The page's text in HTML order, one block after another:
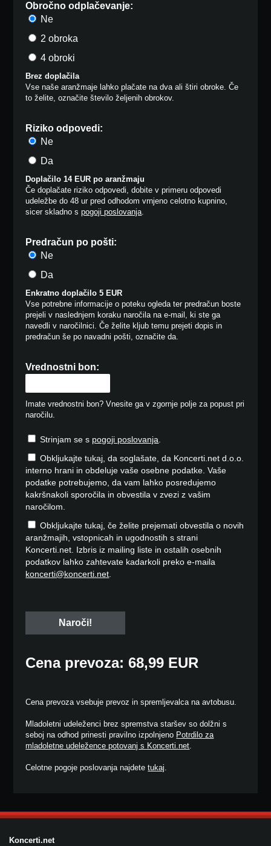
Obročno odplačevanje:
Ne
2 obroka
4 obroki
Brez doplačila
Vse naše aranžmaje lahko plačate na dva ali štiri obroke. Če
to želite, označite število željenih obrokov.
Riziko odpovedi:
Ne
Da
Doplačilo 14 EUR po aranžmaju
Če doplačate riziko odpovedi, dobite v primeru odpovedi
udeležbe do 48 ur pred odhodom vrnjeno celotno kupnino,
sicer skladno spogoji poslovanja.
Predračun po pošti:
Ne
Da
Enkratno doplačilo 5 EUR
Vse potrebne informacije o poteku ogleda ter predračun boste
prejeli v naslednjem koraku naročila na e-mail, ki ste ga
navedli v naročilnici. Če želite kljub temu prejeti dopis in
predračun še po navadni pošti, označite da.
Vrednostni bon:
Imate vrednostni bon? Vnesite ga v zgornje polje za popust pri
naročilu.
Strinjam se s pogoji poslovanja.
Obkljukajte tukaj, da soglašate, da Koncerti.net d.o.o.
interno hrani in obdeluje vaše osebne podatke. Vaše
podatke potrebujemo, da vam lahko posredujemo
kakršnakoli sporočila in obvestila v zvezi z vašim
naročilom.
Obkljukajte tukaj, če želite prejemati obvestila o novih
aranžmajih, vstopnicah in ugodnostih s strani
Koncerti.net. Izbris iz mailing liste in ostalih osebnih
podatkov lahko zahtevate kadarkoli preko e-maila
koncerti@koncerti.net.
Cena prevoza: 68,99 EUR
Cena prevoza vsebuje prevoz in spremljevalca na avtobusu.
Mladoletni udeleženci brez spremstva staršev so dolžni s
seboj na odhod prinesti pravilno izpolnjeno Potrdilo za
mladoletne udeležence potovanj s Koncerti.net.
Celotne pogoje poslovanja najdetetukaj.
Koncerti.net